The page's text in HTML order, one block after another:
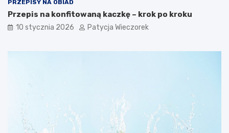
PRZEPISY NA OBIAD
Przepis na konfitowaną kaczkę – krok po kroku
10 stycznia 2026 Patycja Wieczorek